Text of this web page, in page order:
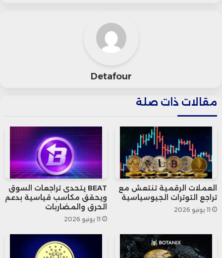
وكان شيرمان قد زعم أن المالكين الصينيين
لتطبيق تيك توك استثمروا مئات الملايين في
في محاولة للربط بين الشركة والرئيس
الأمريكي بعلاقة مالية غير معلنة.
تأتي هذه الاتهامات في وقت تشهد فيه تيك
توك جدلاً كبيرًا مع السلطات الأمريكية، لا سيما
مع توقيع ترامب مؤخراً أمرًا تنفيذياً يؤجل
حظر أو بيع التطبيق داخل الولايات المتحدة،
يومًا للبحث عن مشترٍ أمريكي.
Detafour
مقالات ذات صلة
العملات الرقمية تنتعش مع
تراجع التوترات الجيوسياسية
11 يونيو 2026
BEAT يتحدى تراجعات السوق
ويحقق مكاسب قياسية بدعم
الحرق والمضاربات
11 يونيو 2026